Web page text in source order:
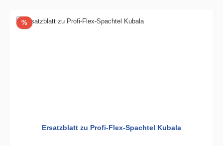
%Rabatt
Ersatzblatt zu Profi-Flex-Spachtel Kubala